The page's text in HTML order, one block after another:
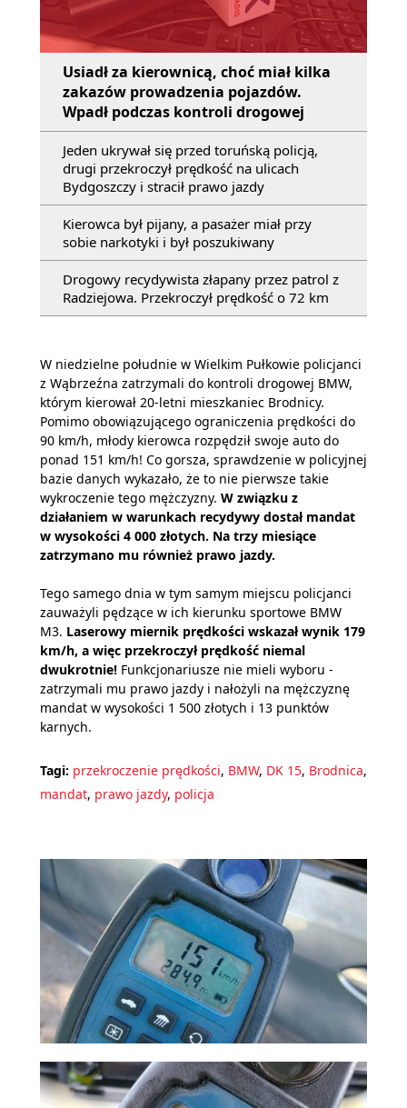
Usiadł za kierownicą, choć miał kilka
zakazów prowadzenia pojazdów.
Wpadł podczas kontroli drogowej
Jeden ukrywał się przed toruńską policją,
drugi przekroczył prędkość na ulicach
Bydgoszczy i stracił prawo jazdy
Kierowca był pijany, a pasażer miał przy
sobie narkotyki i był poszukiwany
Drogowy recydywista złapany przez patrol z
Radziejowa. Przekroczył prędkość o 72 km
W niedzielne południe w Wielkim Pułkowie policjanci
z Wąbrzeźna zatrzymali do kontroli drogowej BMW,
którym kierował 20-letni mieszkaniec Brodnicy.
Pomimo obowiązującego ograniczenia prędkości do
90 km/h, młody kierowca rozpędził swoje auto do
ponad 151 km/h! Co gorsza, sprawdzenie w policyjnej
bazie danych wykazało, że to nie pierwsze takie
wykroczenie tego mężczyzny. W związku z
działaniem w warunkach recydywy dostał mandat
w wysokości 4 000 złotych. Na trzy miesiące
zatrzymano mu również prawo jazdy.
Tego samego dnia w tym samym miejscu policjanci
zauważyli pędzące w ich kierunku sportowe BMW
M3. Laserowy miernik prędkości wskazał wynik 179
km/h, a więc przekroczył prędkość niemal
dwukrotnie! Funkcjonariusze nie mieli wyboru -
zatrzymali mu prawo jazdy i nałożyli na mężczyznę
mandat w wysokości 1 500 złotych i 13 punktów
karnych.
Tagi: przekroczenie prędkości, BMW, DK 15, Brodnica,
mandat, prawo jazdy, policja